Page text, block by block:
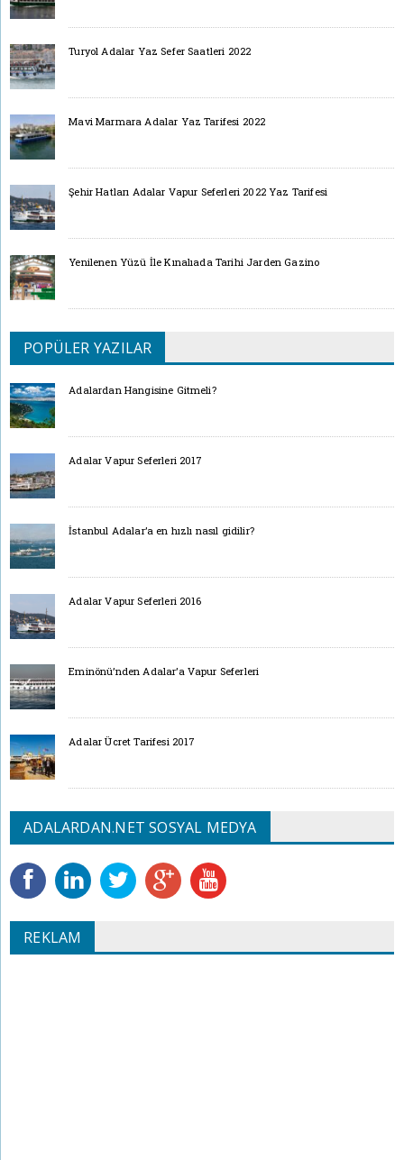
Turyol Adalar Yaz Sefer Saatleri 2022
Mavi Marmara Adalar Yaz Tarifesi 2022
Şehir Hatları Adalar Vapur Seferleri 2022 Yaz Tarifesi
Yenilenen Yüzü İle Kınalıada Tarihi Jarden Gazino
POPÜLER YAZILAR
Adalardan Hangisine Gitmeli?
Adalar Vapur Seferleri 2017
İstanbul Adalar’a en hızlı nasıl gidilir?
Adalar Vapur Seferleri 2016
Eminönü’nden Adalar’a Vapur Seferleri
Adalar Ücret Tarifesi 2017
ADALARDAN.NET SOSYAL MEDYA
REKLAM